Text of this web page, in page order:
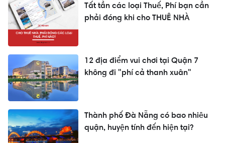
Tất tần các loại Thuế, Phí bạn cần
phải đóng khi cho THUÊ NHÀ
12 địa điểm vui chơi tại Quận 7
không đi "phí cả thanh xuân"
Thành phố Đà Nẵng có bao nhiêu
quận, huyện tính đến hiện tại?